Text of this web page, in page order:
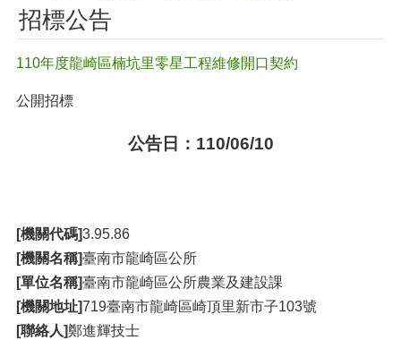
招標公告
110年度龍崎區楠坑里零星工程維修開口契約
公開招標
公告日：110/06/10
[機關代碼]3.95.86
[機關名稱]臺南市龍崎區公所
[單位名稱]臺南市龍崎區公所農業及建設課
[機關地址]719臺南市龍崎區崎頂里新市子103號
[聯絡人]鄭進輝技士